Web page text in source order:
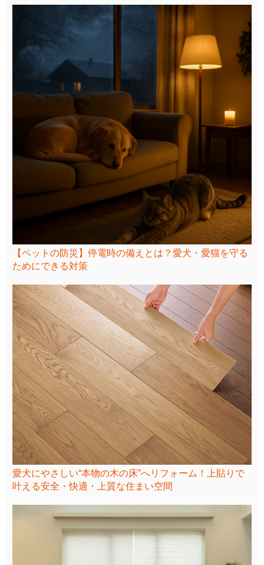
【ペットの防災】停電時の備えとは？愛犬・愛猫を守る
ためにできる対策
愛犬にやさしい“本物の木の床”へリフォーム！上貼りで
叶える安全・快適・上質な住まい空間